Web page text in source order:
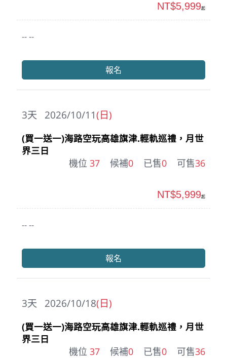
-- --
NT$5,999起
報名
2026/10/11(日)
3天
(買一送一)海路空玩高雄旗津.輕軌巡禮，月世
界三日
機位 37 候補0 已售0 可售36
-- --
NT$5,999起
報名
2026/10/18(日)
3天
(買一送一)海路空玩高雄旗津.輕軌巡禮，月世
界三日
機位 37 候補0 已售0 可售36